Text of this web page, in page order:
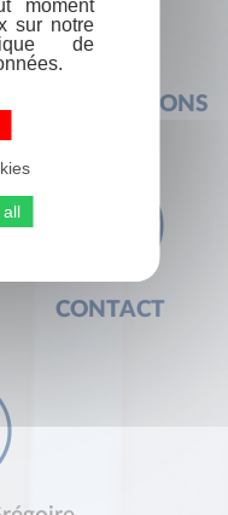
AUX QUESTIONS
CONTACT
moment
sur notre
de
all